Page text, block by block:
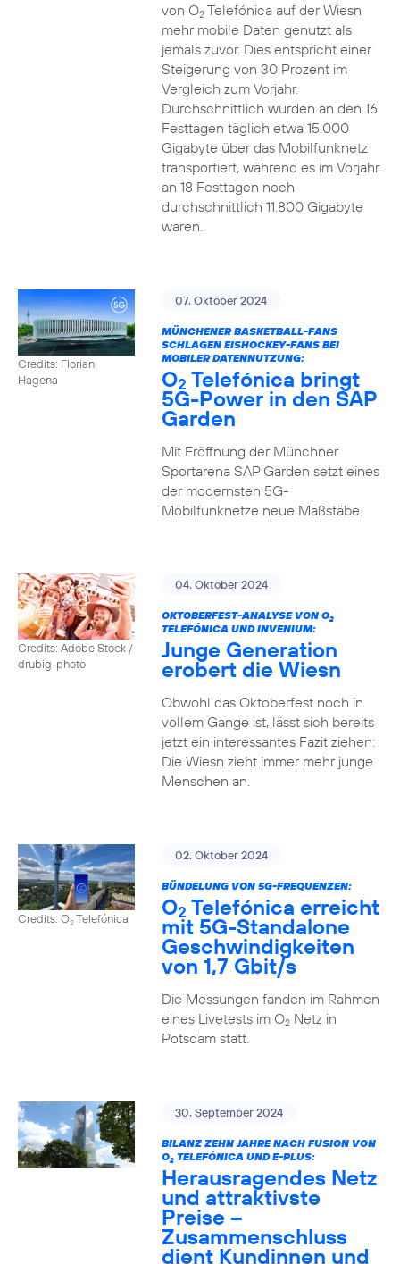
von O2Telefónica auf der Wiesn
mehr mobile Daten genutzt als
jemals zuvor. Dies entspricht einer
Steigerung von 30 Prozent im
Vergleich zum Vorjahr.
Durchschnittlich wurden an den 16
Festtagen täglich etwa 15.000
Gigabyte über das Mobilfunknetz
transportiert, während es im Vorjahr
an 18 Festtagen noch
durchschnittlich 11.800 Gigabyte
waren.
Credits: Florian
Hagena
07. Oktober 2024
MÜNCHENER BASKETBALL-FANS
SCHLAGEN EISHOCKEY-FANS BEI
MOBILER DATENNUTZUNG:
O2 Telefónica bringt
5G-Power in den SAP
Garden
Mit Eröffnung der Münchner
Sportarena SAP Garden setzt eines
der modernsten 5G-
Mobilfunknetze neue Maßstäbe.
Credits: Adobe Stock /
drubig-photo
04. Oktober 2024
OKTOBERFEST-ANALYSE VON O2
TELEFÓNICA UND INVENIUM:
Junge Generation
erobert die Wiesn
Obwohl das Oktoberfest noch in
vollem Gange ist, lässt sich bereits
jetzt ein interessantes Fazit ziehen:
Die Wiesn zieht immer mehr junge
Menschen an.
Credits: O2Telefónica
02. Oktober 2024
BÜNDELUNG VON 5G-FREQUENZEN:
O2 Telefónica erreicht
mit 5G-Standalone
Geschwindigkeiten
von 1,7 Gbit/s
Die Messungen fanden im Rahmen
eines Livetests im O2Netz in
Potsdam statt.
30. September 2024
BILANZ ZEHN JAHRE NACH FUSION VON
O2TELEFÓNICA UND E-PLUS:
Herausragendes Netz
und attraktivste
Preise –
Zusammenschluss
dient Kundinnen und